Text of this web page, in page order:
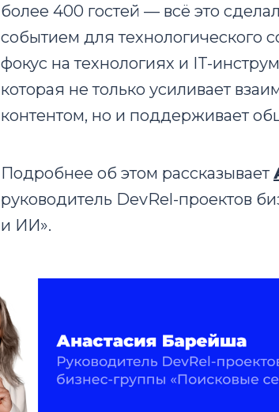
более 400 гостей — всё это
событием для технологического
фокус на технологиях и IT-
которая не только усиливает
контентом, но и поддерживает
Подробнее об этом рассказывает
руководитель DevRel-проектов
и ИИ».